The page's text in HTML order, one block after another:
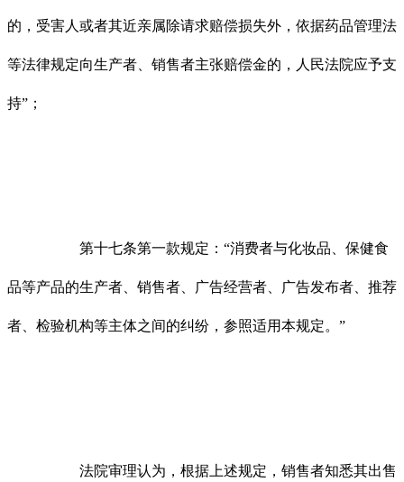
的，受害人或者其近亲属除请求赔偿损失外，依据药品管理法
等法律规定向生产者、销售者主张赔偿金的，人民法院应予支
持”；
第十七条第一款规定：“消费者与化妆品、保健食
品等产品的生产者、销售者、广告经营者、广告发布者、推荐
者、检验机构等主体之间的纠纷，参照适用本规定。”
法院审理认为，根据上述规定，销售者知悉其出售